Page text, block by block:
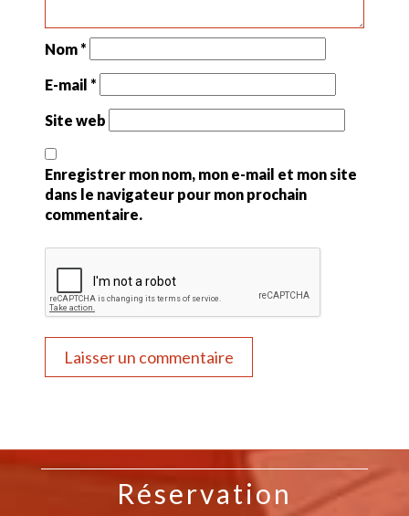
Nom*
E-mail*
Site web
Enregistrer mon nom, mon e-mail et mon site
dans le navigateur pour mon prochain
commentaire.
Réservation